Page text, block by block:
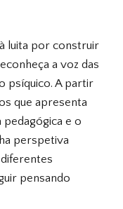
luita por construir
a voz das
psíquico. A partir
que apresenta
e o
perspetiva
pensando